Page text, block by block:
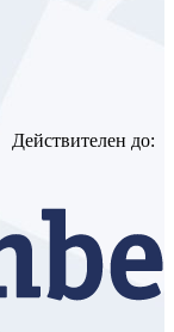
Действителен до: